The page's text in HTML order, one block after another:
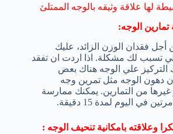
فقدان الوزن الزائد، عليك
تسبب لك مشكلة. اذا اردت ان تفقد
التركيز علي الوجه هناك بعض
دهون الوجه مثل تمرين وجه
غيرها من التمارين. يمكنك ممارسة
في اليوم لمدة 15 دقيقة.